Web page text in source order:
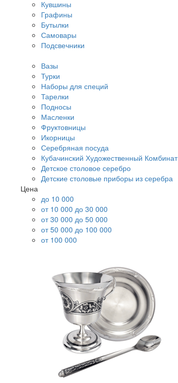
Кувшины
Графины
Бутылки
Самовары
Подсвечники
Вазы
Турки
Наборы для специй
Тарелки
Подносы
Масленки
Фруктовницы
Икорницы
Серебряная посуда
Кубачинский Художественный Комбинат
Детское столовое серебро
Детские столовые приборы из серебра
Цена
до 10 000
от 10 000 до 30 000
от 30 000 до 50 000
от 50 000 до 100 000
от 100 000